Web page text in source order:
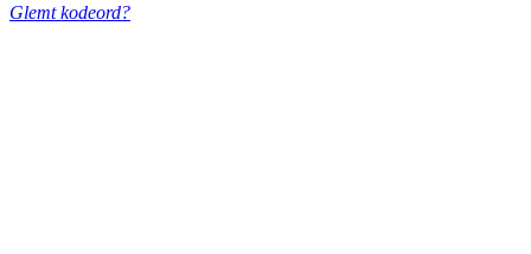
Glemt kodeord?